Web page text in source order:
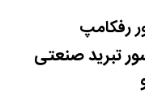
رفکامپ
تبرید صنعتی